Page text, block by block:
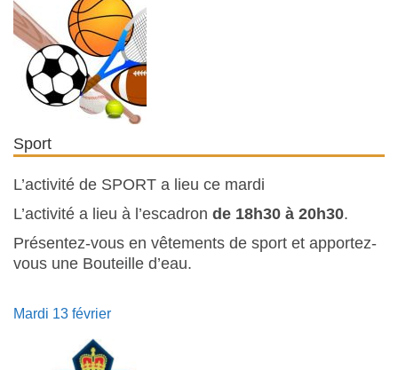
Sport
L’activité de SPORT a lieu ce mardi
L’activité a lieu à l’escadron de 18h30 à 20h30.
Présentez-vous en vêtements de sport et apportez-
vous une Bouteille d’eau.
Mardi 13 février